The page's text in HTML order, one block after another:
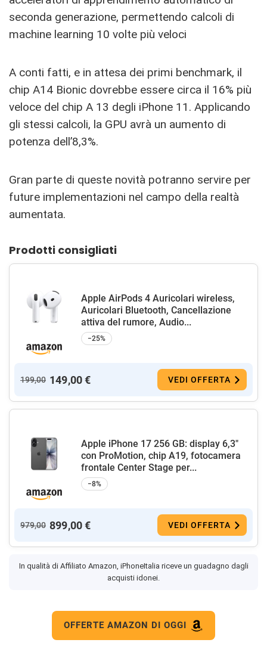
seconda generazione, permettendo calcoli di
machine learning 10 volte più veloci
A conti fatti, e in attesa dei primi benchmark, il
chip A14 Bionic dovrebbe essere circa il 16% più
veloce del chip A 13 degli iPhone 11. Applicando
gli stessi calcoli, la GPU avrà un aumento di
potenza dell’8,3%.
Gran parte di queste novità potranno servire per
future implementazioni nel campo della realtà
aumentata.
Prodotti consigliati
Apple AirPods 4 Auricolari wireless,
Auricolari Bluetooth, Cancellazione
attiva del rumore, Audio...
−25%
199,00 149,00 € VEDI OFFERTA
Apple iPhone 17 256 GB: display 6,3"
con ProMotion, chip A19, fotocamera
frontale Center Stage per...
−8%
979,00 899,00 € VEDI OFFERTA
In qualità di Affiliato Amazon, iPhoneItalia riceve un guadagno dagli
acquisti idonei.
OFFERTE AMAZON DI OGGI